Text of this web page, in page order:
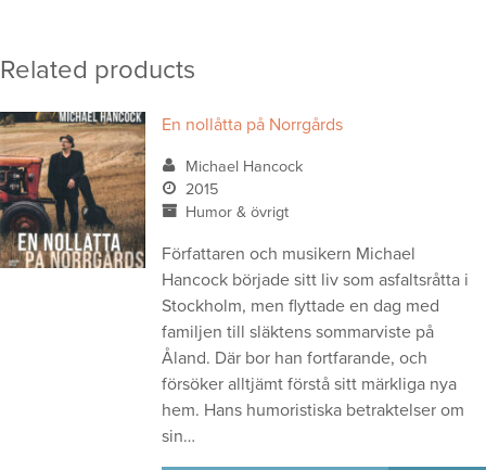
Related products
En nollåtta på Norrgårds
Michael Hancock
2015
Humor & övrigt
Författaren och musikern Michael
Hancock började sitt liv som asfaltsråtta i
Stockholm, men flyttade en dag med
familjen till släktens sommarviste på
Åland. Där bor han fortfarande, och
försöker alltjämt förstå sitt märkliga nya
hem. Hans humoristiska betraktelser om
sin…